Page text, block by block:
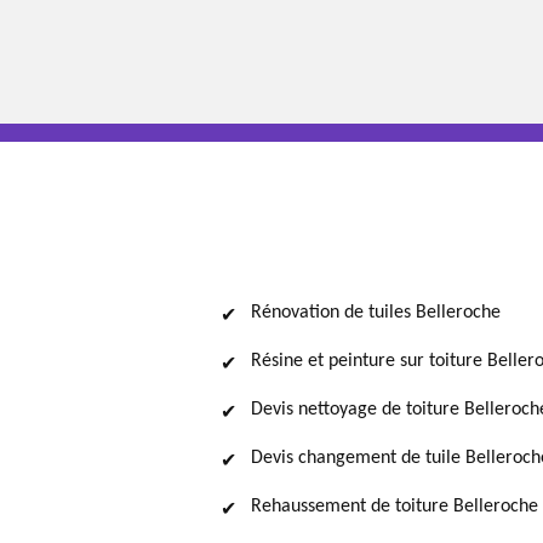
Rénovation de tuiles Belleroche
Résine et peinture sur toiture
Devis nettoyage de toiture
Devis changement de tuile
Rehaussement de toiture Belleroche